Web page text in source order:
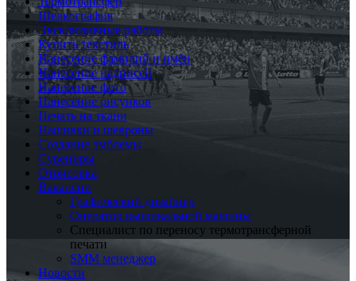
Шелкография
Эксклюзивные работы
Купить текстиль
Нанесение фамилий и имён
Нанесение надписей
Нанесение фото
Нанесение рисунков
Печать на ткани
Нашивки и шевроны
Создание эмблемы
Сувениры
Отрисовка
Вакансии
Графический дизайнер
Оператор вышивальной машины
Специалист по переносу термотрансферной
печати
SMM менеджер
Новости